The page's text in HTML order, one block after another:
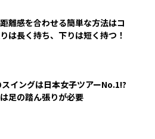
離感を合わせる簡単な方法はコ
は長く持ち、下りは短く持つ！
イングは日本女子ツアーNo.1!?
足の踏ん張りが必要